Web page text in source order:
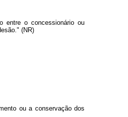
entre o concessionário ou
(NR)
ou a conservação dos